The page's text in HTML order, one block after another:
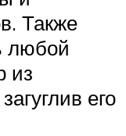
Также
любой
из
его